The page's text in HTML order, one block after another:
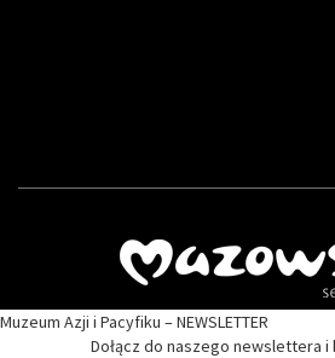
Muzeum Azji i Pacyfiku – NEWSLETTER
Dołącz do naszego newslettera i